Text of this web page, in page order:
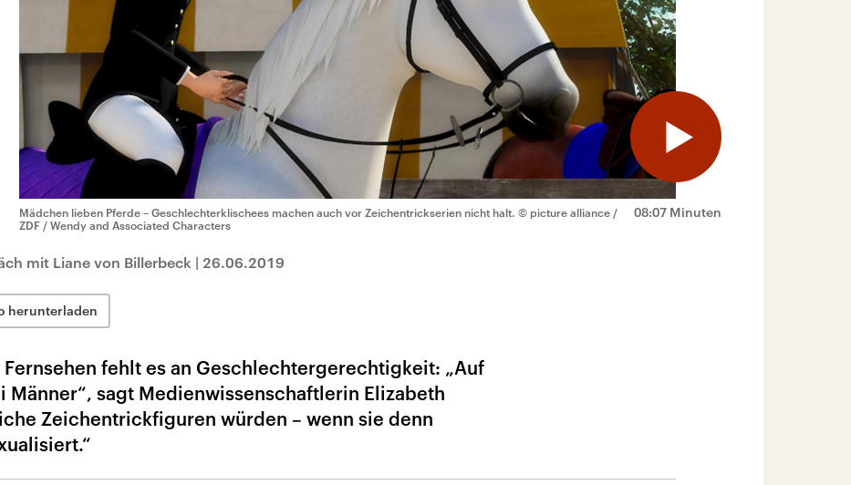
08:07 Minuten
Mädchen lieben Pferde – Geschlechterklischees machen auch vor Zeichentrickserien nicht halt. © picture alliance /
ZDF / Wendy and Associated Characters
mit Liane von Billerbeck | 26.06.2019
herunterladen
fehlt es an Geschlechtergerechtigkeit: „Auf
Männer“, sagt Medienwissenschaftlerin Elizabeth
Zeichentrickfiguren würden – wenn sie denn